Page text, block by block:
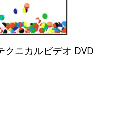
クニカルビデオ DVD